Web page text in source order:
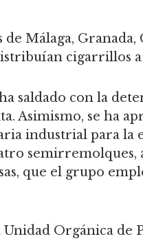
Málaga, Granada,
cigarrillos
saldado con la
Asimismo, se ha
industrial para la
semirremolques,
que el grupo
Orgánica de